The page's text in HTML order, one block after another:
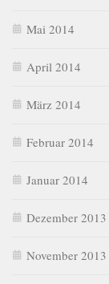
Mai 2014
April 2014
März 2014
Februar 2014
Januar 2014
Dezember 2013
November 2013